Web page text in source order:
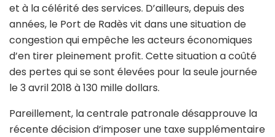
et à la célérité des services. D’ailleurs, depuis des
années, le Port de Radès vit dans une situation de
congestion qui empêche les acteurs économiques
d’en tirer pleinement profit. Cette situation a coûté
des pertes qui se sont élevées pour la seule journée
le 3 avril 2018 à 130 mille dollars.
Pareillement, la centrale patronale désapprouve la
récente décision d’imposer une taxe supplémentaire